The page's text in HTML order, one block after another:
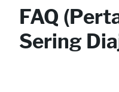
FAQ
Sering